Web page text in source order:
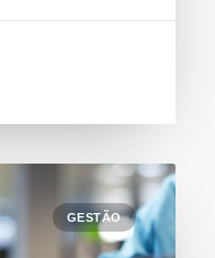
GESTÃO